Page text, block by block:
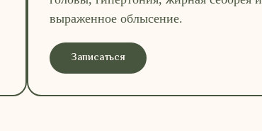
выраженное облысение.
Записаться